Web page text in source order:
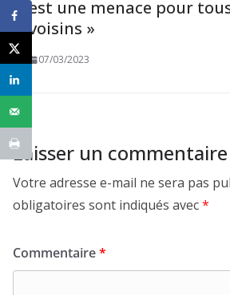
est une menace pour
voisins »
07/03/2023
Laisser un commentaire
Votre adresse e-mail ne sera pas
obligatoires sont indiqués avec*
Commentaire*